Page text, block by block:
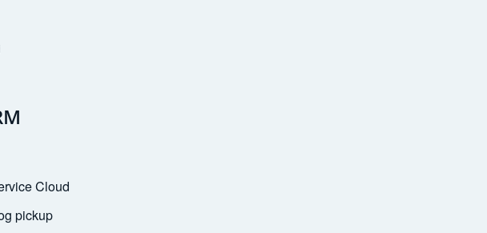
Cloud
pickup